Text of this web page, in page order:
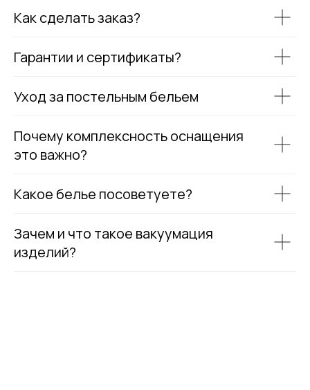
Как сделать заказ?
Гарантии и сертификаты?
Уход за постельным бельем
Почему комплексность оснащения
это важно?
Какое белье посоветуете?
Зачем и что такое вакуумация
изделий?